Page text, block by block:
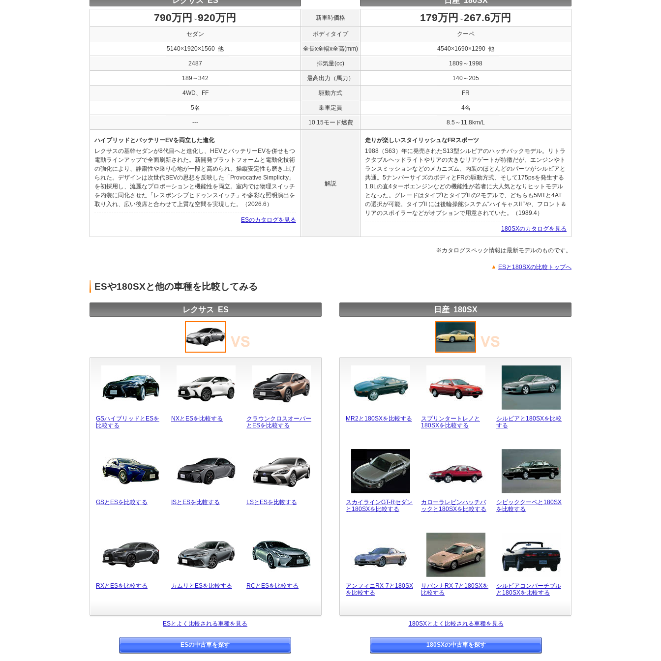
790万円 ～920万円 新車時価格 179万円 ～267.6万円
セダン ボディタイプ クーペ
5140×1920×1560 他 全長x全幅x全高(mm) 4540×1690×1290 他
2487 排気量(cc) 1809～1998
189～342 最高出力（馬力） 140～205
4WD、FF 駆動方式 FR
5名 乗車定員 4名
--- 10.15モード燃費 8.5～11.8km/L
ハイブリッドとバッテリーEVを両立した進化
レクサスの基幹セダンが8代目へと進化し、HEVとバッテリーEVを併せもつ
電動ラインアップで全面刷新された。新開発プラットフォームと電動化技術
の強化により、静粛性や乗り心地が一段と高められ、操縦安定性も磨き上げ
られた。デザインは次世代BEVの思想を反映した「Provocative Simplicity」
を初採用し、流麗なプロポーションと機能性を両立。室内では物理スイッチ
を内装に同化させた「レスポンシブヒドゥンスイッチ」や多彩な照明演出を
取り入れ、広い後席と合わせて上質な空間を実現した。（2026.6）
ESのカタログを見る
解説
走りが楽しいスタイリッシュなFRスポーツ
1988（S63）年に発売されたS13型シルビアのハッチバックモデル。リトラ
クタブルヘッドライトやリアの大きなリアゲートが特徴だが、エンジンやト
ランスミッションなどのメカニズム、内装のほとんどのパーツがシルビアと
共通。5ナンバーサイズのボディとFRの駆動方式、そして175psを発生する
1.8Lの直4ターボエンジンなどの機能性が若者に大人気となりヒットモデル
となった。グレードはタイプIとタイプII の2モデルで、どちらも5MTと4AT
の選択が可能。タイプII には後輪操舵システム“ハイキャスII ”や、フロント＆
リアのスポイラーなどがオプションで用意されていた。（1989.4）
180SXのカタログを見る
※カタログスペック情報は最新モデルのものです。
ESと180SXの比較トップへ
ESや180SXと他の車種を比較してみる
レクサス ES
GSハイブリッドとESを
比較する
NXとESを比較する
クラウンクロスオーバー
とESを比較する
GSとESを比較する ISとESを比較する LSとESを比較する
RXとESを比較する カムリとESを比較する RCとESを比較する
日産 180SX
MR2と180SXを比較する
スプリンタートレノと
180SXを比較する
シルビアと180SXを比較
する
スカイラインGT-Rセダン
と180SXを比較する
カローラレビンハッチバ
ックと180SXを比較する
シビッククーペと180SX
を比較する
アンフィニRX-7と180SX
を比較する
サバンナRX-7と180SXを
比較する
シルビアコンバーチブル
と180SXを比較する
ESとよく比較される車種を見る 180SXとよく比較される車種を見る
ESの中古車を探す 180SXの中古車を探す